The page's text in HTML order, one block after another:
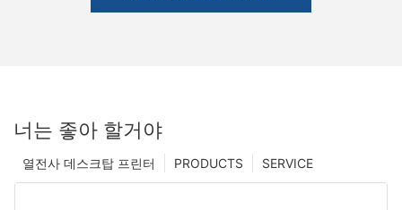
너는 좋아 할거야
SERVICE
PRODUCTS
열전사 데스크탑 프린터